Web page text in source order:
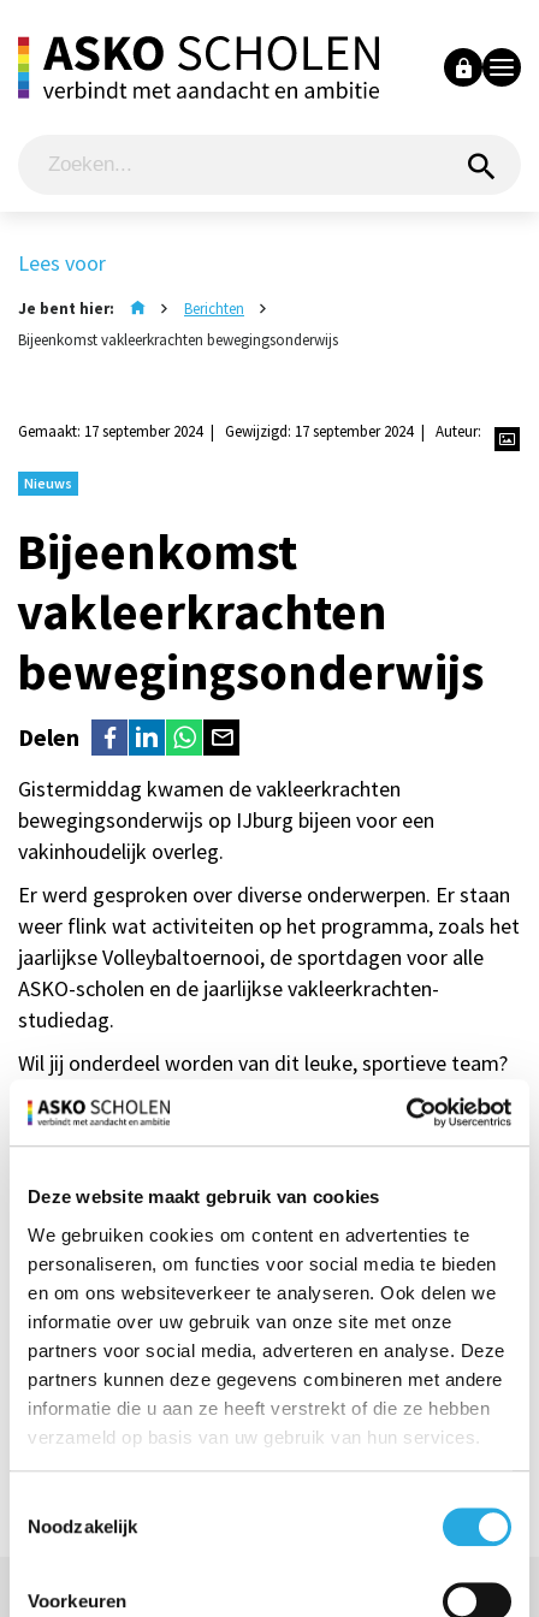
Deze website maakt gebruik van cookies
We gebruiken cookies om content en advertenties te
personaliseren, om functies voor social media te bieden
en om ons websiteverkeer te analyseren. Ook delen we
informatie over uw gebruik van onze site met onze
partners voor social media, adverteren en analyse. Deze
partners kunnen deze gegevens combineren met andere
informatie die u aan ze heeft verstrekt of die ze hebben
verzameld op basis van uw gebruik van hun services.
Noodzakelijk
Voorkeuren
Lees voor
Je bent hier:
Berichten
Bijeenkomst vakleerkrachten bewegingsonderwijs
Gemaakt: 17 september 2024 Gewijzigd: 17 september 2024 Auteur:
Nieuws
Bijeenkomst
vakleerkrachten
bewegingsonderwijs
Delen
Gistermiddag kwamen de vakleerkrachten
bewegingsonderwijs op IJburg bijeen voor een
vakinhoudelijk overleg.
Er werd gesproken over diverse onderwerpen. Er staan
weer flink wat activiteiten op het programma, zoals het
jaarlijkse Volleybaltoernooi, de sportdagen voor alle
ASKO-scholen en de jaarlijkse vakleerkrachten-
studiedag.
Wil jij onderdeel worden van dit leuke, sportieve team?
Bekijk de vacatures op onze website!
Vacatures bewegingsonderwijs
Volg jij ons al?
Volg ons op Linkedin